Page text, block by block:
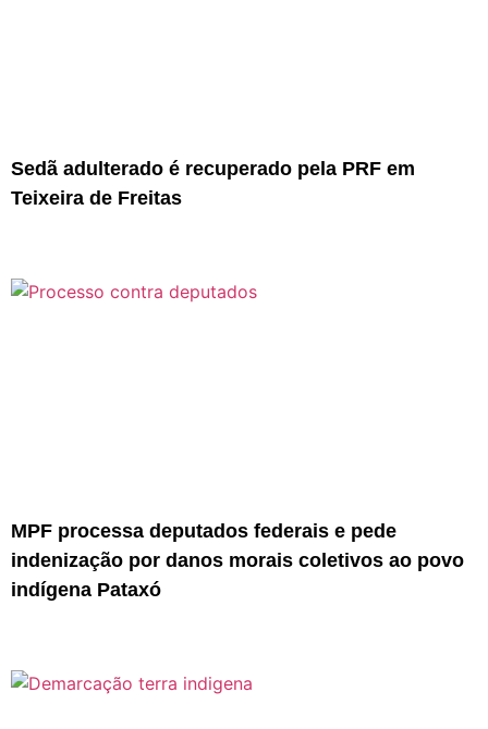
Sedã adulterado é recuperado pela PRF em
Teixeira de Freitas
MPF processa deputados federais e pede
indenização por danos morais coletivos ao povo
indígena Pataxó